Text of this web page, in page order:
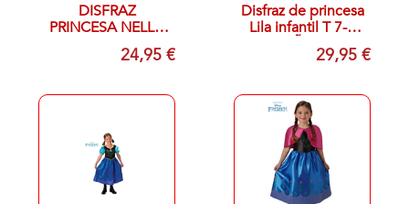
DISFRAZ
PRINCESA NELLA
CLASSIC INF 5-6
AÑOS24,95 €
Disfraz de princesa
Lila infantil T 7-8
AÑOS29,95 €